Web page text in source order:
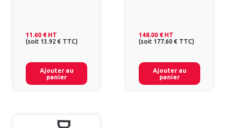
11.60 € HT
(soit 13.92 € TTC)
Ajouter au
panier
148.00 € HT
(soit 177.60 € TTC)
Ajouter au
panier